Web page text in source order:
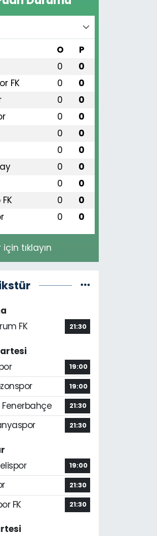
O P
0 0
FK 0 0
0 0
0 0
0 0
0 0
0 0
0 0
0 0
0 0
tıklayın
FK
21:30
19:00
19:00
Fenerbahçe 21:30
21:30
19:00
21:30
FK 21:30